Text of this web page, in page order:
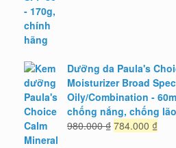
Dưỡng da Paula's
Moisturizer Broad
Oily/Combination -
chống nắng, chống
980.000₫ Giá
784.000 ₫Giá